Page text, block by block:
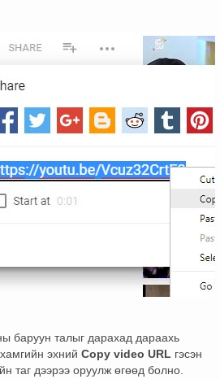
баруун талыг дарахад дараахь
эхний Copy video URL гэсэн
таг дээрээ оруулж өгөөд болно.